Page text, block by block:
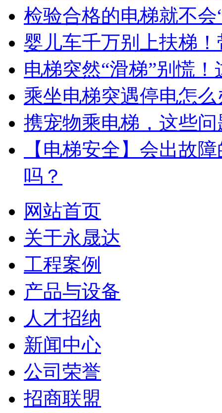
检验合格的电梯就不会
婴儿车千万别上扶梯
电梯突然“滑梯”别慌
乘坐电梯突遇停电怎么
携宠物乘电梯，这些
【电梯安全】会出故
吗？
网站首页
关于永晟达
工程案例
产品与设备
人才招纳
新闻中心
公司荣誉
招商联盟